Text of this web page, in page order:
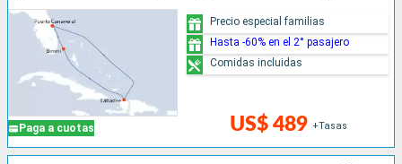
Paga a cuotas US$ 489 +Tasas
Precio especial familias
Hasta -60% en el 2° pasajero
Comidas incluidas